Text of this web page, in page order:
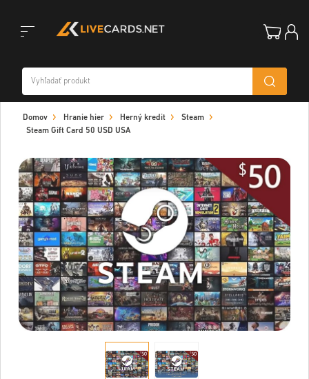
navigation
Domov Hranie hier Herný kredit
Steam
Steam Gift Card 50 USD USA